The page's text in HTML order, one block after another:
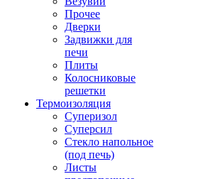
Прочее
Дверки
Задвижки для
печи
Плиты
Колосниковые
решетки
Термоизоляция
Суперизол
Суперсил
Стекло напольное
(под печь)
Листы